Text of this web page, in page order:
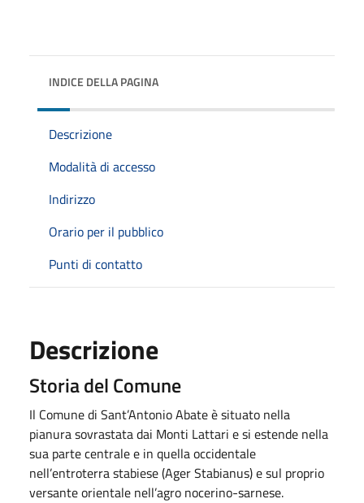
INDICE DELLA PAGINA
Descrizione
Modalità di accesso
Indirizzo
Orario per il pubblico
Punti di contatto
Descrizione
Storia del Comune
Il Comune di Sant’Antonio Abate è situato nella
pianura sovrastata dai Monti Lattari e si estende nella
sua parte centrale e in quella occidentale
nell’entroterra stabiese (Ager Stabianus) e sul proprio
versante orientale nell’agro nocerino-sarnese.